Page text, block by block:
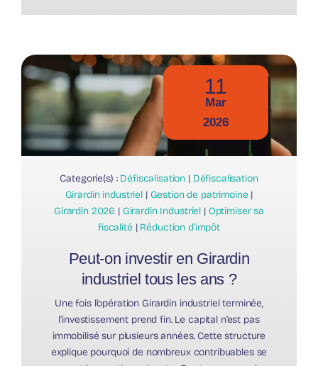
11
Mar
2026
Categorie(s) : Défiscalisation | Défiscalisation
Girardin industriel| Gestion de patrimoine |
Girardin 2026 | Girardin Industriel | Optimiser sa
fiscalité | Réduction d’impôt
Peut-on investir en Girardin
industriel tous les ans ?
Une fois l’opération Girardin industriel terminée,
l’investissement prend fin. Le capital n’est pas
immobilisé sur plusieurs années. Cette structure
explique pourquoi de nombreux contribuables se